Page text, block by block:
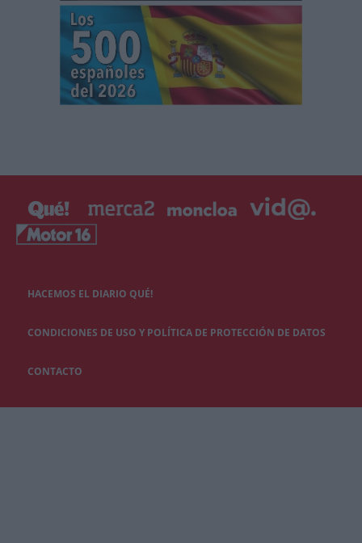
HACEMOS EL DIARIO QUÉ!
CONDICIONES DE USO Y POLÍTICA DE PROTECCIÓN DE DATOS
CONTACTO